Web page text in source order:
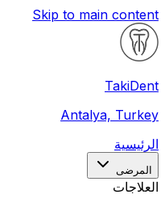
Skip to main content
TakiDent
Antalya, Turkey
الرئيسية
المرضى
العلاجات